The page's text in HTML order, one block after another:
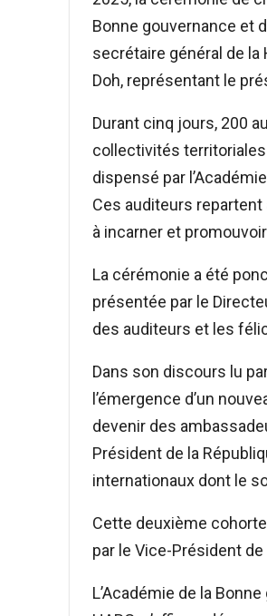
Bonne gouvernance et
secrétaire général de la
Doh, représentant le
Durant cinq jours, 200
collectivités
dispensé par
Ces auditeurs
à incarner et
La cérémonie a été
présentée par le
des auditeurs et les
Dans son discours lu
l’émergence d’un
devenir des
Président de la
internationaux dont le
Cette deuxième
par le Vice-Président
L’Académie de la